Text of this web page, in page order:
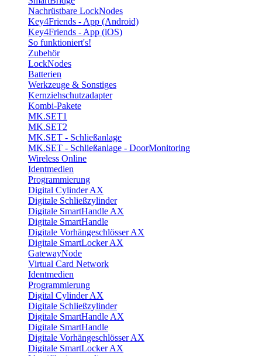
Nachrüstbare LockNodes
Key4Friends - App (Android)
Key4Friends - App (iOS)
So funktioniert's!
Zubehör
LockNodes
Batterien
Werkzeuge & Sonstiges
Kernziehschutzadapter
Kombi-Pakete
MK.SET1
MK.SET2
MK.SET - Schließanlage
MK.SET - Schließanlage - DoorMonitoring
Wireless Online
Identmedien
Programmierung
Digital Cylinder AX
Digitale Schließzylinder
Digitale SmartHandle AX
Digitale SmartHandle
Digitale Vorhängeschlösser AX
Digitale SmartLocker AX
GatewayNode
Virtual Card Network
Identmedien
Programmierung
Digital Cylinder AX
Digitale Schließzylinder
Digitale SmartHandle AX
Digitale SmartHandle
Digitale Vorhängeschlösser AX
Digitale SmartLocker AX